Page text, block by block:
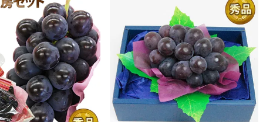
シャインマスカットは、『ぶどうの女王』と
呼ばれた、親品種であるマスカットオブ
アレキサンドリアを超えるぶどうと言わ
れ非常に高い評価を得ています。